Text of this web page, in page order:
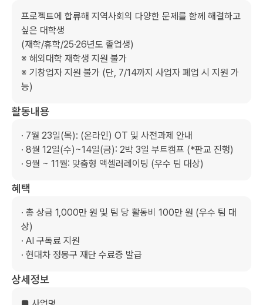
프로젝트에 합류해 지역사회의 다양한 문제를 함께 해결하고
싶은 대학생
(재학/휴학/25·26년도 졸업생)
※ 해외대학 재학생 지원 불가
※ 기창업자 지원 불가 (단, 7/14까지 사업자 폐업 시 지원 가
능)
활동내용
· 7월 23일(목): (온라인) OT 및 사전과제 안내
· 8월 12일(수)~14일(금): 2박 3일 부트캠프 (*판교 진행)
· 9월 ~ 11월: 맞춤형 액셀러레이팅 (우수 팀 대상)
혜택
· 총 상금 1,000만 원 및 팀 당 활동비 100만 원 (우수 팀 대
상)
· AI 구독료 지원
· 현대차 정몽구 재단 수료증 발급
상세정보